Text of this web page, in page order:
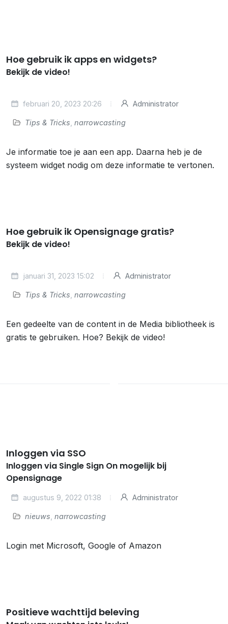
Hoe gebruik ik apps en widgets?
Bekijk de video!
februari 20, 2023 20:26 Administrator
Tips & Tricks narrowcasting
Je informatie toe je aan een app. Daarna heb je de
systeem widget nodig om deze informatie te vertonen.
Hoe gebruik ik Opensignage gratis?
Bekijk de video!
januari 31, 2023 15:02 Administrator
Tips & Tricks narrowcasting
Een gedeelte van de content in de Media bibliotheek is
gratis te gebruiken. Hoe? Bekijk de video!
Inloggen via SSO
Inloggen via Single Sign On mogelijk bij
Opensignage
augustus 9, 2022 01:38 Administrator
nieuws narrowcasting
Login met Microsoft, Google of Amazon
Positieve wachttijd beleving